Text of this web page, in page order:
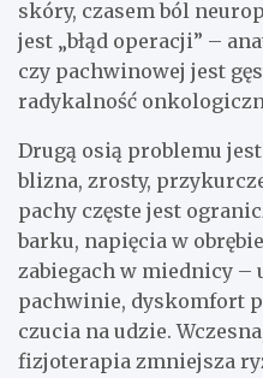
skóry, czasem ból
jest „błąd operacji” –
czy pachwinowej jest
radykalność
Drugą osią problemu
blizna, zrosty,
pachy częste jest
barku, napięcia w
zabiegach w miednicy –
pachwinie, dyskomfort
czucia na udzie.
fizjoterapia zmniejsza